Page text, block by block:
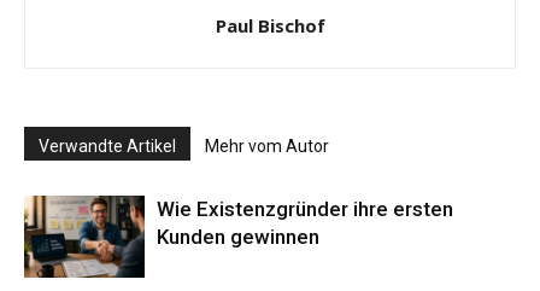
Paul Bischof
Verwandte Artikel Mehr vom Autor
Wie Existenzgründer ihre ersten
Kunden gewinnen